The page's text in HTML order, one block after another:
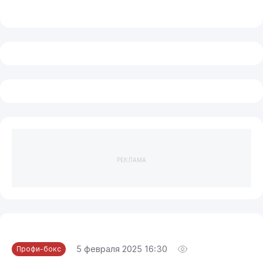
РЕКЛАМА
Профи-бокс 5 февраля 2025 16:30